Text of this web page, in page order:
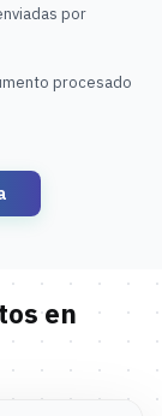
por
procesado
en